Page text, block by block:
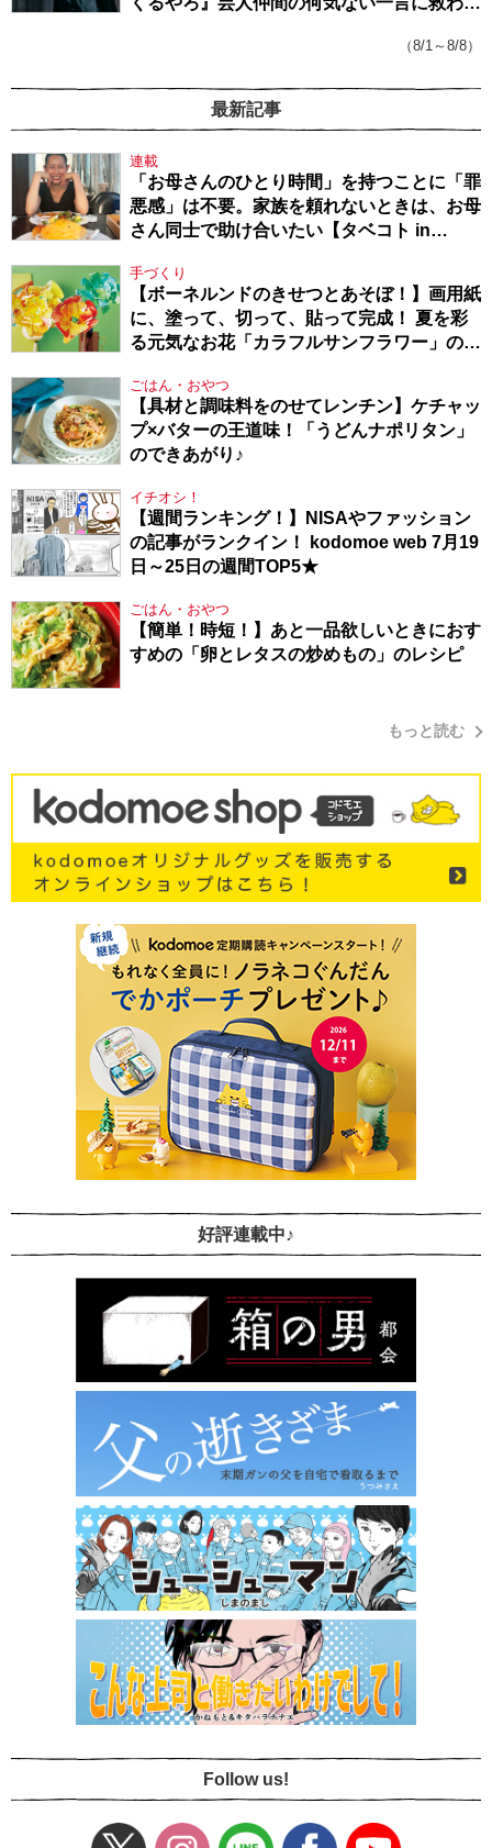
（8/1～8/8）
最新記事
連載
「お母さんのひとり時間」を持つことに「罪
悪感」は不要。家族を頼れないときは、お母
さん同士で助け合いたい【タベコト in
手づくり
【ボーネルンドのきせつとあそぼ！】画用紙
に、塗って、切って、貼って完成！ 夏を彩
る元気なお花「カラフルサンフラワー」の作
ごはん・おやつ
【具材と調味料をのせてレンチン】ケチャッ
プ×バターの王道味！「うどんナポリタン」
のできあがり♪
イチオシ！
【週間ランキング！】NISAやファッション
の記事がランクイン！ kodomoe web 7月19
日～25日の週間TOP5★
ごはん・おやつ
【簡単！時短！】あと一品欲しいときにおす
すめの「卵とレタスの炒めもの」のレシピ
もっと読む
好評連載中♪
Follow us!